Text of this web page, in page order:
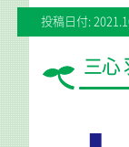
投稿日付:
三心